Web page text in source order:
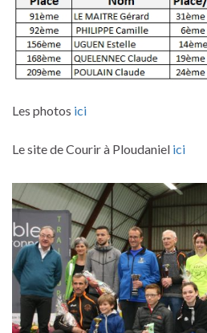
Les photos ici
Le site de Courir à Ploudaniel ici